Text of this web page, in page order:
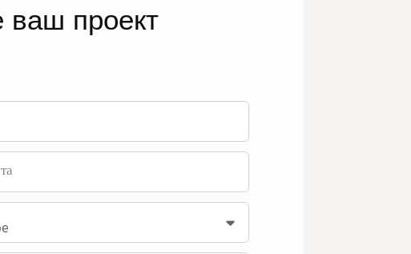
ваш проект